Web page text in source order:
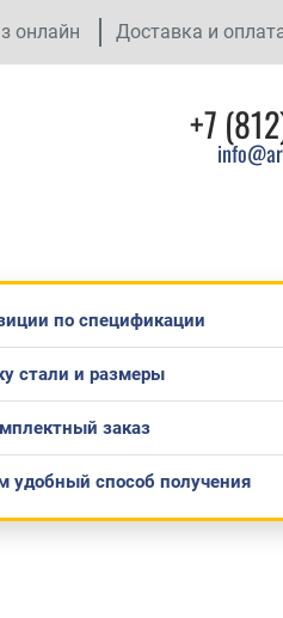
онлайн Доставка и
+7
по спецификации
стали и размеры
заказ
удобный способ получения